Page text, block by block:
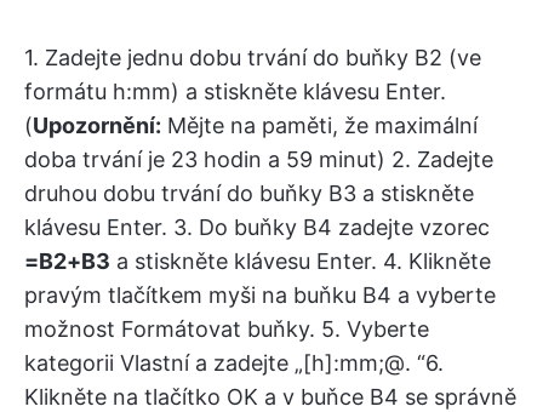
1. Zadejte jednu dobu trvání do buňky B2 (ve
formátu h:mm) a stiskněte klávesu Enter.
(Upozornění: Mějte na paměti, že maximální
doba trvání je 23 hodin a 59 minut) 2. Zadejte
druhou dobu trvání do buňky B3 a stiskněte
klávesu Enter. 3. Do buňky B4 zadejte vzorec
=B2+B3 a stiskněte klávesu Enter. 4. Klikněte
pravým tlačítkem myši na buňku B4 a vyberte
možnost Formátovat buňky. 5. Vyberte
kategorii Vlastní a zadejte „[h]:mm;@. “6.
Klikněte na tlačítko OK a v buňce B4 se správně